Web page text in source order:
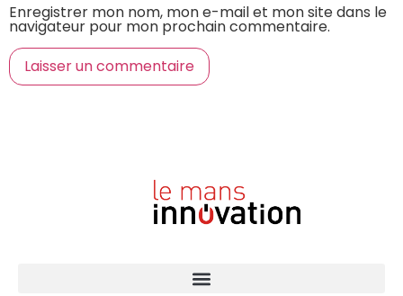
Enregistrer mon nom, mon e-mail et mon site dans le
navigateur pour mon prochain commentaire.